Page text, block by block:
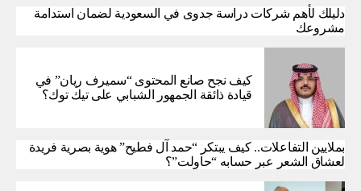
دليلك لأهم شركات دراسة جدوى في السعودية لضمان استدامة
مشروعك
كيف نجح صانع المحتوى “سميرف ريان” في
قيادة ذائقة الجمهور الشبابي على تيك توك؟
بملايين التفاعلات.. كيف يبتكر “حمد آل فطيح” هوية بصرية فريدة
لعشاق الشعر عبر حسابه “حاولت”؟